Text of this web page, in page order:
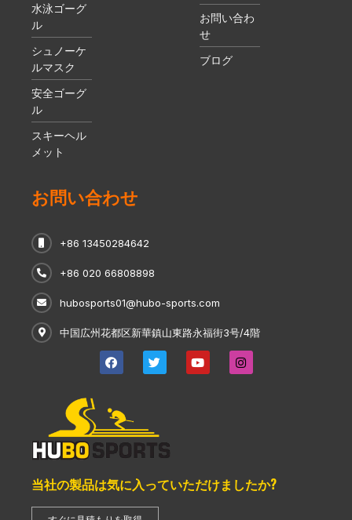
水泳ゴーグ
ル
シュノーケ
ルマスク
安全ゴーグ
ル
スキーヘル
メット
お問い合わ
せ
ブログ
お問い合わせ
+86 13450284642
+86 020 66808898
hubosports01@hubo-sports.com
中国広州花都区新華鎮山東路永福街3号/4階
当社の製品は気に入っていただけましたか?